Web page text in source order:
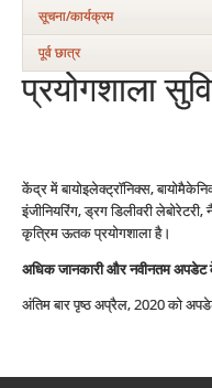
सूचना/कार्यक्रम
पूर्व छात्र
प्रयोगशाला
केंद्र में बायोइलेक्ट्रॉनिक्स,
इंजीनियरिंग, ड्रग डिलीवरी
कृत्रिम ऊतक प्रयोगशाला है।
अधिक जानकारी और नवीनतम
अंतिम बार पृष्ठ अप्रैल, 2020 को